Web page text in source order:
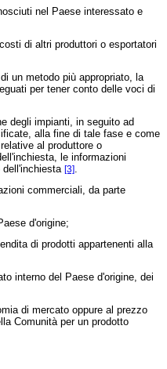
nel Paese interessato e
di altri produttori o esportatori
un metodo più appropriato, la
per tener conto delle voci di
degli impianti, in seguito ad
alla fine di tale fase e come
al produttore o
le informazioni
dell'inchiesta [3].
commerciali, da parte
d'origine;
di prodotti appartenenti alla
interno del Paese d'origine, dei
di mercato oppure al prezzo
Comunità per un prodotto